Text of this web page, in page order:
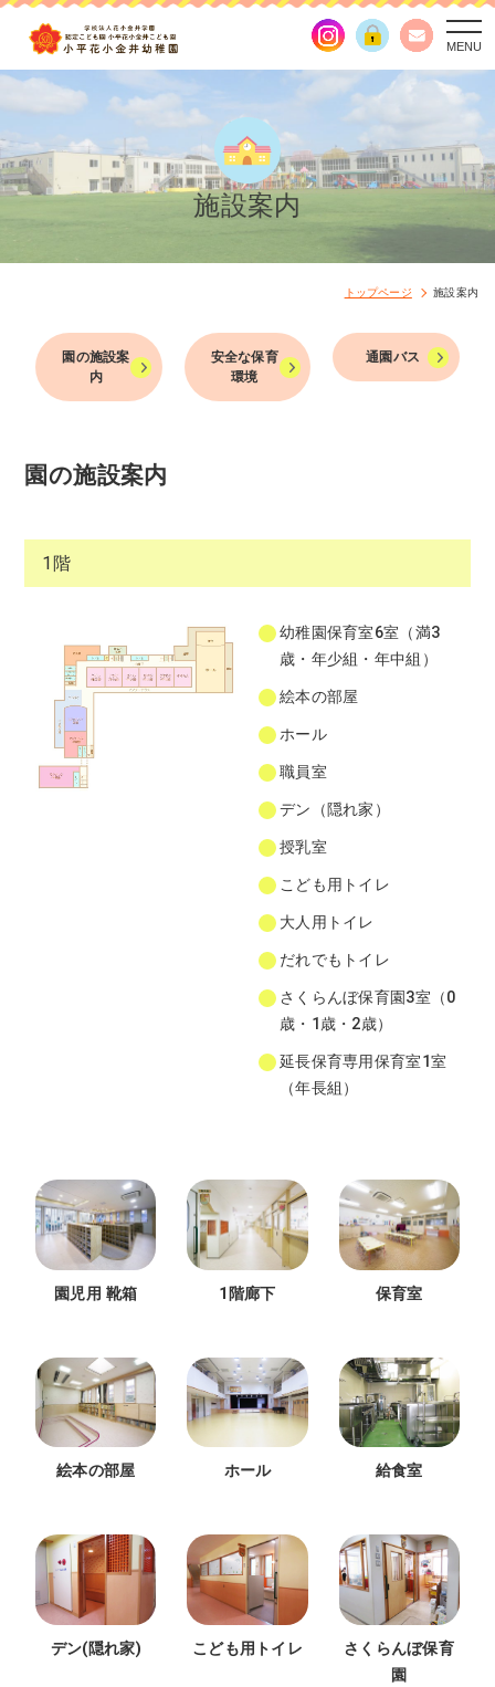
施設案内
トップページ 施設案内
園の施設案
内
安全な保育
環境
通園バス
園の施設案内
1階
幼稚園保育室6室（満3
歳・年少組・年中組）
絵本の部屋
ホール
職員室
デン（隠れ家）
授乳室
こども用トイレ
大人用トイレ
だれでもトイレ
さくらんぼ保育園3室（0
歳・1歳・2歳）
延長保育専用保育室1室
（年長組）
園児用 靴箱 1階廊下 保育室
絵本の部屋 ホール 給食室
デン(隠れ家) こども用トイレ
さくらんぼ保育
園